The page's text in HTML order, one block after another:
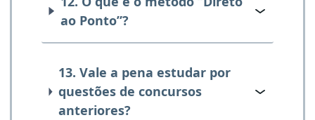
ao Ponto”?
13. Vale a pena estudar por
questões de concursos
anteriores?